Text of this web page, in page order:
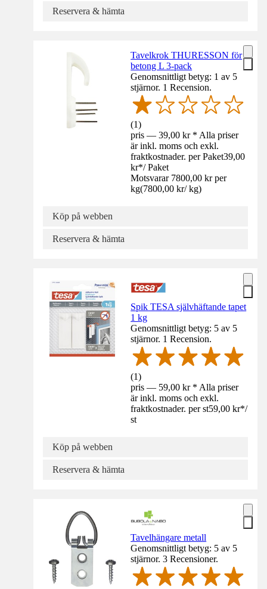
Reservera & hämta
Tavelkrok THURESSON för
betong L 3-pack
Genomsnittligt betyg: 1 av 5
stjärnor. 1 Recension.
(1)
pris — 39,00 kr * Alla priser
är inkl. moms och exkl.
fraktkostnader. per Paket39,00
kr*/ Paket
Motsvarar 7800,00 kr per
kg(7800,00 kr/ kg)
Köp på webben
Reservera & hämta
Spik TESA självhäftande tapet
1 kg
Genomsnittligt betyg: 5 av 5
stjärnor. 1 Recension.
(1)
pris — 59,00 kr * Alla priser
är inkl. moms och exkl.
fraktkostnader. per st59,00 kr*/
st
Köp på webben
Reservera & hämta
Tavelhängare metall
Genomsnittligt betyg: 5 av 5
stjärnor. 3 Recensioner.